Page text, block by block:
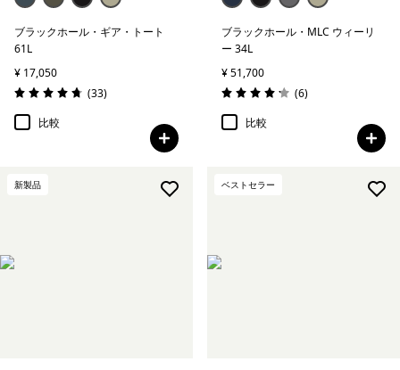
ブラックホール・ギア・トート
61L
¥ 17,050
評価: 4.8 / 5
(33レビュー
)
比較
ブラックホール・MLC ウィーリ
ー 34L
¥ 51,700
評価: 4.2 / 5
(6レビュー
)
比較
新製品 ベストセラー